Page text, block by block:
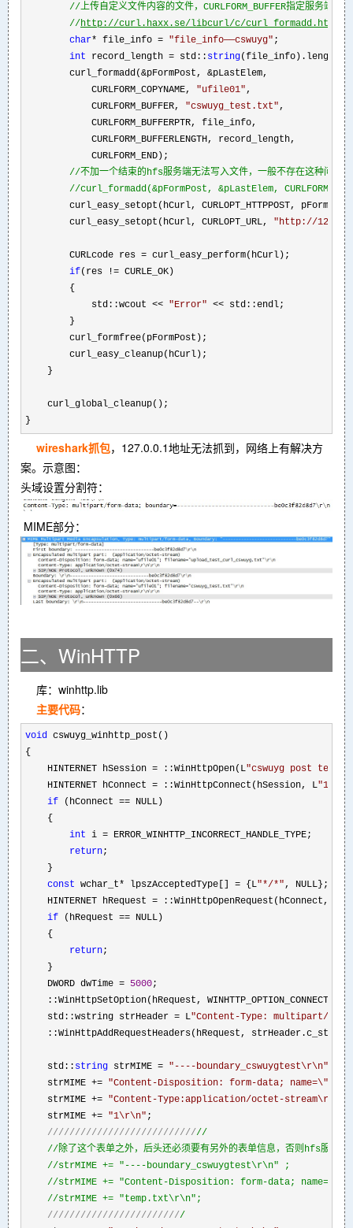
//上传自定义文件内容的文件，CURLFORM_BUFFER指定服务端文
//http://curl.haxx.se/libcurl/c/curl_formadd.html
char* file_info = "file_info——cswuyg" ;
int record_length = std:: string
        curl_formadd(
&pFormPost, &pLastElem,
            CURLFORM_COPYNAME,
"ufile01" ,
            CURLFORM_BUFFER,
"cswuyg_test.txt" ,
            CURLFORM_BUFFERPTR, file_info,
            CURLFORM_BUFFERLENGTH, record_length,
            CURLFORM_END);
//不加一个结束的hfs服务端无法写入文件，一般不存在这种问题
//curl_formadd(&pFormPost, &pLastElem,
curl_easy_setopt(hCurl, CURLOPT_HTTPPOST,
        curl_easy_setopt(hCurl, CURLOPT_URL,
" http://
        CURLcode res
= curl_easy_perform(hCurl);
if(res != CURLE_OK)
        {
            std::wcout
<< "Error" << std::endl;
        }
        curl_formfree(pFormPost);
        curl_easy_cleanup(hCurl);
    }
    curl_global_cleanup();
}
wireshark抓包，127.0.0.1地址无法抓到，网络上有解决方
案。示意图：
头域设置分割符：
MIME部分：
二、WinHTTP
库：winhttp.lib
主要代码：
void cswuyg_winhttp_post()
{
    HINTERNET hSession
= ::WinHttpOpen(L"cswuyg post test/
    HINTERNET hConnect
= ::WinHttpConnect(hSession, L"
if (hConnect == NULL)
    {
int i = ERROR_WINHTTP_INCORRECT_HANDLE_TYPE;
return;
    }
const wchar_t* lpszAcceptedType[] = {L"*/*", NULL};
    HINTERNET hRequest
= ::WinHttpOpenRequest(hConnect, L "
if (hRequest == NULL)
    {
return;
    }
    DWORD dwTime
= 5000;
::WinHttpSetOption(hRequest,
    std::wstring strHeader
= L"Content-Type: multipart/
::WinHttpAddRequestHeaders(hRequest,
    std::
string strMIME = " ----boundary_cswuygtest\r\n"
    strMIME
+= "Content-Disposition: form-data;
    strMIME
+= "Content-Type:application/octet-
    strMIME
+= "1\r\n" ;
/////////////////////////////
// 除了这个表单之外，后头还必须要有另外的表单信息，否则hfs服务
//strMIME += "----boundary_cswuygtest\r\n" ;
//strMIME += "Content-Disposition: form-data;
//strMIME += "temp.txt\r\n";
/////////////////////////